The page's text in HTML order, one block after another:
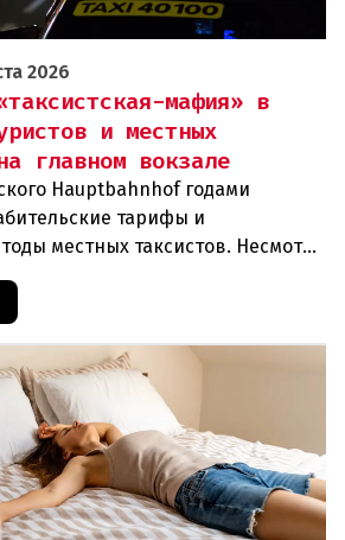
2026
мафия» в
и местных
главном вокзале
Hauptbahnhof годами
тарифы и
местных таксистов. Несмотря
сообщения и скандалы,
острой, а ответственн